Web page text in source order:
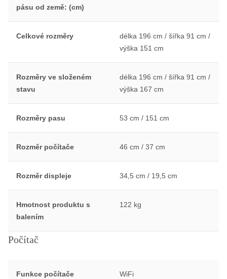
pásu od země: (cm)
Celkové rozměry
délka 196 cm / šířka 91 cm /
výška 151 cm
Rozměry ve složeném
stavu
délka 196 cm / šířka 91 cm /
výška 167 cm
Rozměry pasu 53 cm / 151 cm
Rozměr počítače 46 cm / 37 cm
Rozměr displeje 34,5 cm / 19,5 cm
Hmotnost produktu s
balením
122 kg
Počítač
Funkce počítače
WiFi